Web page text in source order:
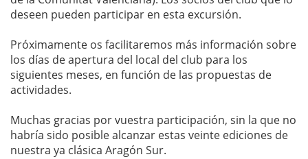
deseen pueden participar en esta excursión.
Próximamente os facilitaremos más información sobre
los días de apertura del local del club para los
siguientes meses, en función de las propuestas de
actividades.
Muchas gracias por vuestra participación, sin la que no
habría sido posible alcanzar estas veinte ediciones de
nuestra ya clásica Aragón Sur.